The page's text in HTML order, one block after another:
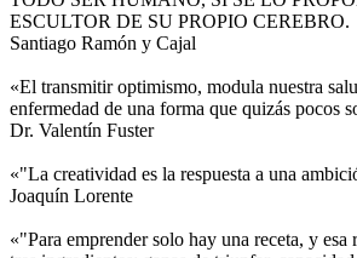
ESCULTOR DE SU PROPIO CEREBRO.
Santiago Ramón y Cajal
«El transmitir optimismo, modula nuestra
enfermedad de una forma que quizás pocos
Dr. Valentín Fuster
«"La creatividad es la respuesta a una
Joaquín Lorente
«"Para emprender solo hay una receta, y esa